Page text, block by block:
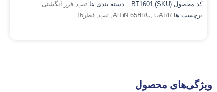
کد محصول (SKU) BT1601 دسته بندی ها تیپ, فرز انگشتی
برچسب ها
AlTiN 65HRC, GARR
, تیپ, قطر16
ویژگی‌های محصول